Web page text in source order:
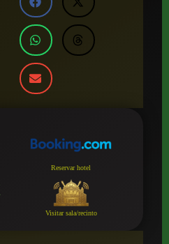
Reservar hotel
Visitar sala/recinto